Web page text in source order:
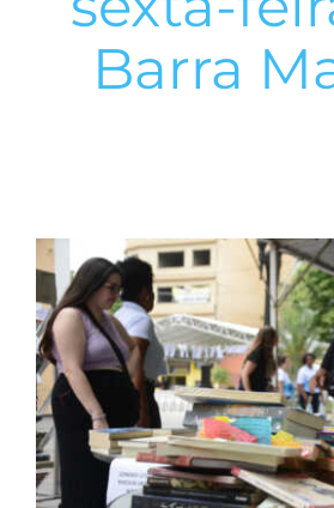
Barra
View
Larger
Image